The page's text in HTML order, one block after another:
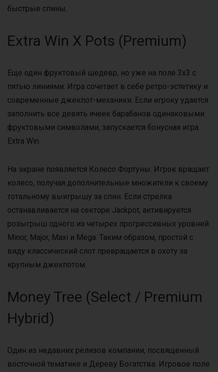
быстрые спины.
Extra Win X Pots (Premium)
Еще один фруктовый шедевр, но уже на поле 3х3 с
пятью линиями. Игра сочетает в себе ретро-эстетику и
современные джекпот-механики. Если игроку удается
заполнить все девять ячеек барабанов одинаковыми
фруктовыми символами, запускается бонусная игра
Extra Win.
На экране появляется Колесо Фортуны. Игрок вращает
колесо, получая дополнительные множители к своему
тотальному выигрышу за спин. Если стрелка
останавливается на секторе Jackpot, активируется
розыгрыш одного из четырех прогрессивных уровней:
Minor, Major, Maxi и Mega. Таким образом, простой с
виду классический слот превращается в охоту за
крупным джекпотом.
Money Tree (Select / Premium
Hybrid)
Один из недавних релизов компании, посвященный
восточной тематике и Дереву Богатства. Игровое поле